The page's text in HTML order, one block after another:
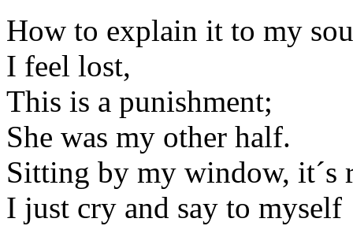
How to explain it to my
I feel lost,
This is a punishment;
She was my other half.
Sitting by my window, it´s
I just cry and say to myself